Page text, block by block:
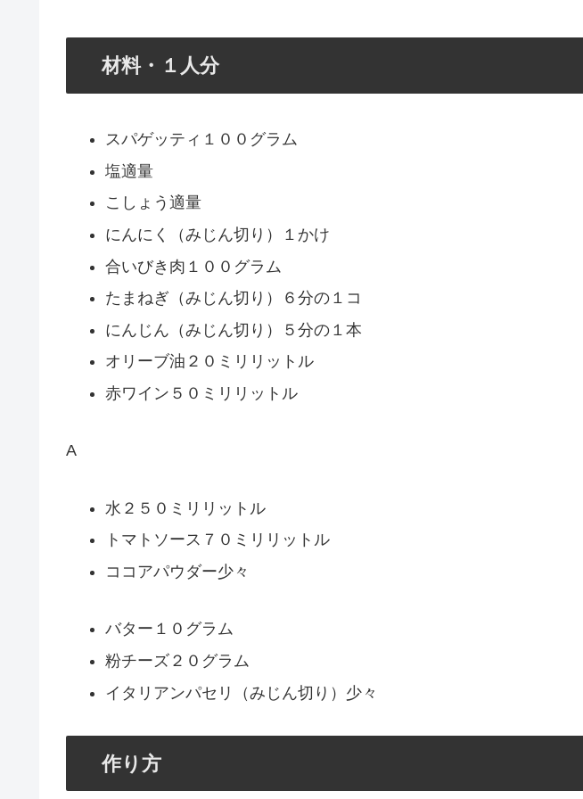
材料・１人分
スパゲッティ１００グラム
塩適量
こしょう適量
にんにく（みじん切り）１かけ
合いびき肉１００グラム
たまねぎ（みじん切り）６分の１コ
にんじん（みじん切り）５分の１本
オリーブ油２０ミリリットル
赤ワイン５０ミリリットル
A
水２５０ミリリットル
トマトソース７０ミリリットル
ココアパウダー少々
バター１０グラム
粉チーズ２０グラム
イタリアンパセリ（みじん切り）少々
作り方